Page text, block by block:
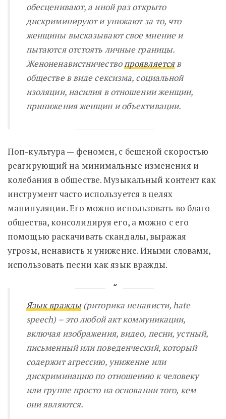
обесценивают, а иной раз открыто
дискриминируют и унижают за то, что
женщины высказывают свое мнение и
пытаются отстоять личные границы.
Женоненавистничествопроявляетсяв
обществе в виде сексизма, социальной
изоляции, насилия в отношении женщин,
принижения женщин и объективации.
Поп-культура — феномен, с бешеной скоростью
реагирующий на минимальные изменения и
колебания в обществе. Музыкальный контент как
инструмент часто используется в целях
манипуляции. Его можно использовать во благо
общества, консолидируя его, а можно с его
помощью раскачивать скандалы, выражая
угрозы, ненависть и унижение. Иными словами,
использовать песни как язык вражды.
Язык вражды(риторика ненависти, hate
speech) – это любой акт коммуникации,
включая изображения, видео, песни, устный,
письменный или поведенческий, который
содержит агрессию, унижение или
дискриминацию по отношению к человеку
или группе просто на основании того, кем
они являются.